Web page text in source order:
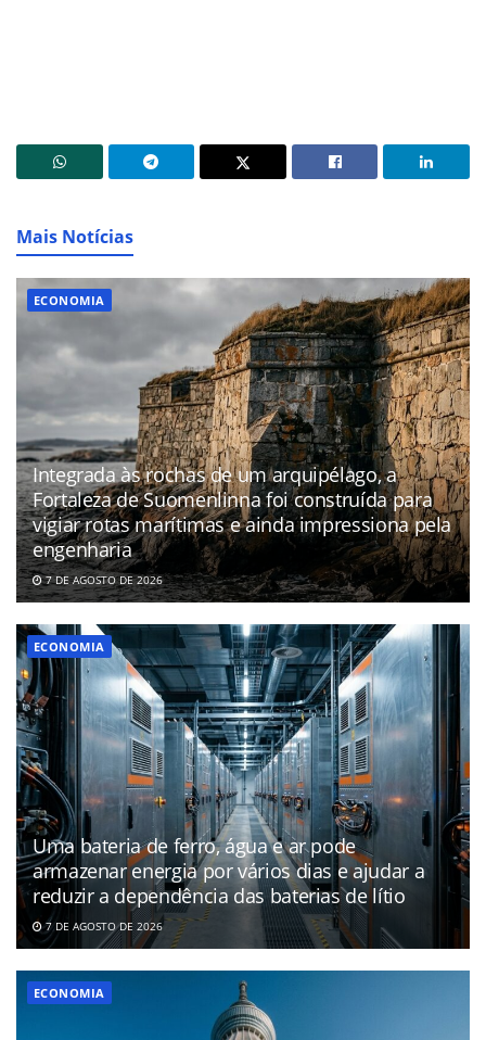
Mais Notícias
ECONOMIA
Integrada às rochas de um arquipélago, a
Fortaleza de Suomenlinna foi construída para
vigiar rotas marítimas e ainda impressiona pela
engenharia
7 DE AGOSTO DE 2026
ECONOMIA
Uma bateria de ferro, água e ar pode
armazenar energia por vários dias e ajudar a
reduzir a dependência das baterias de lítio
7 DE AGOSTO DE 2026
ECONOMIA